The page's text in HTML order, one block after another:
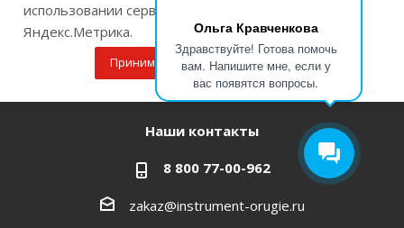
Ольга Кравченкова
Здравствуйте! Готова помочь
вам. Напишите мне, если у
вас появятся вопросы.
Оставайтесь на связи
Наши контакты
8 800 77-00-962
zakaz@instrument-orugie.ru
использовании сервисов веб-аналитики
Яндекс.Метрика.
Принимаю Подробнее